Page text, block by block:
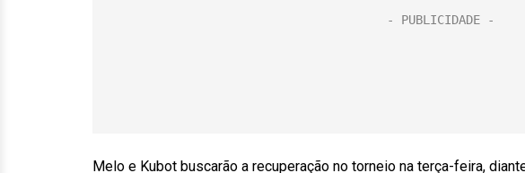
Melo e Kubot buscarão a recuperação no torneio na terça-feira,